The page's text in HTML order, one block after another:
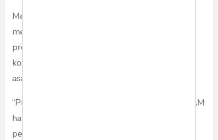
Menurutnya, era baru peradilan pidana
menuntut adanya sistem yang tidak hanya
progresif secara prosedural, tetapi juga
konsisten dalam menjamin perlindungan hak
asasi manusia.
“Prinsip-prinsip keadilan dan perlindungan HAM
hanya bisa diwujudkan bila fungsi-fungsi
peradilan tidak saling tumpang tindih.